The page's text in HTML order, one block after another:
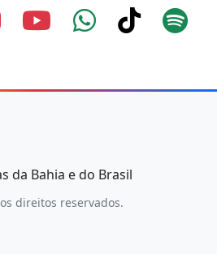
da Bahia e do Brasil
direitos reservados.